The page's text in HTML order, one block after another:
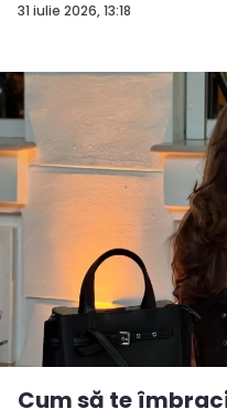
31 iulie 2026, 13:18
Cum să te